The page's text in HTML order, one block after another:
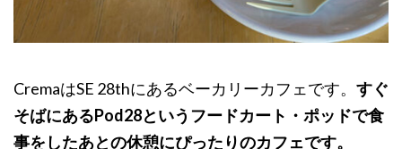
CremaはSE 28thにあるベーカリーカフェです。 すぐ
そばにあるPod28というフードカート・ポッドで食
事をしたあとの休憩にぴったりのカフェです。